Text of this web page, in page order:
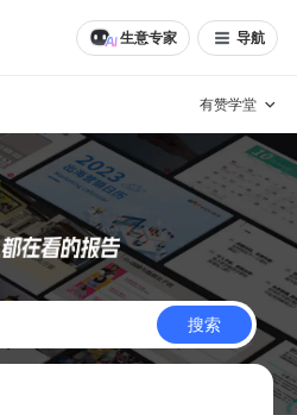
生意专家 导航
有赞学堂
增长方法
有赞专家说
搜索